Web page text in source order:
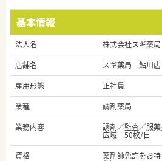
基本情報
法人名
株式会社スギ薬局
店舗名
スギ薬局 鮎川店
雇用形態
正社員
業種
調剤薬局
業務内容
調剤／監査／服
広域 50枚/日
資格
薬剤師免許をお